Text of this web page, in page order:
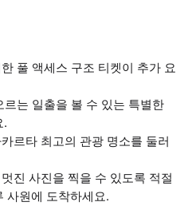
풀 액세스 구조 티켓이 추가 요
는 일출을 볼 수 있는 특별한
.
르타 최고의 관광 명소를 둘러
진 사진을 찍을 수 있도록 적절
사원에 도착하세요.